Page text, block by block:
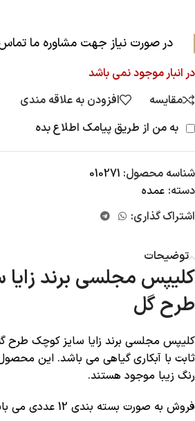
در صورت نیاز جهت مشاوره ما
در انبار موجود نمی باشد
مقایسه
افزودن به علاقه مندی
به من از طریق پیامک اطلاع بده
شناسه محصول: 010271
دسته: عمده
اشتراک گذاری:
توضیحات
کلیپس مجلسی برند
طرح گل
کلیپس مجلسی برند زایا سایز کوچک
رنگ زیبا موجود هستند.
فروش به صورت بسته بندی 12 عددی می باشد.